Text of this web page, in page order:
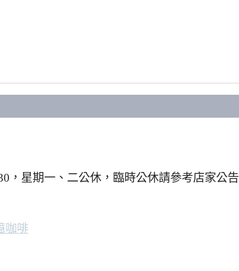
，星期一、二公休，臨時公休請參考店家公告
咖啡